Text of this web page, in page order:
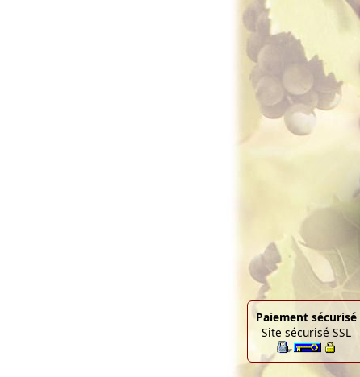
Paiement sécurisé
Site sécurisé SSL